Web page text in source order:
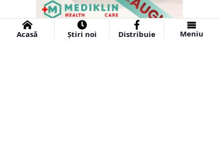
Acasă Știri noi Distribuie Meniu